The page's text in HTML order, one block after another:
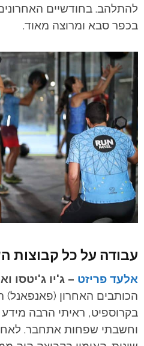
להתלהב. בחודשיים
בכפר סבא ומרוצה מאוד.
עבודה על כל קבוצות
אלעד פריזט – ג'יו ג'יטסו
הכותבים האחרון (פאנפאנל)
בקרוספיט, ראיתי הרבה
וחשבתי שפחות אתחבר. לאחר